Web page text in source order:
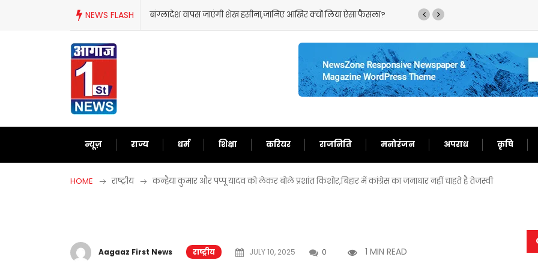
NEWS FLASH बांग्लादेश वापस जाएंगी शेख हसीना,जानिए आखिर क्यों लिया ऐसा फैसला?
न्यूज़ राज्य धर्म शिक्षा करियर राजनिति मनोरंजन अपराध कृषि
HOME राष्ट्रीय कन्हैया कुमार और पप्पू यादव को लेकर बोले प्रशांत किशोर,बिहार में कांग्रेस का जनाधार नहीं चाहते है तेजस्वी
Aagaaz First News राष्ट्रीय JULY 10, 2025 0 1 MIN READ